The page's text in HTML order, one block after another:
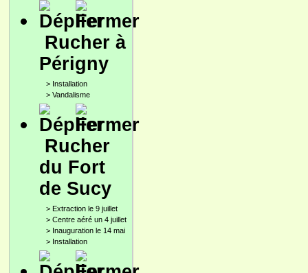
Rucher à
Périgny
> Installation
> Vandalisme
Rucher
du Fort
de Sucy
> Extraction le 9 juillet
> Centre aéré un 4 juillet
> Inauguration le 14 mai
> Installation